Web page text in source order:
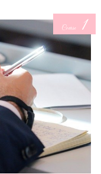
Course 1